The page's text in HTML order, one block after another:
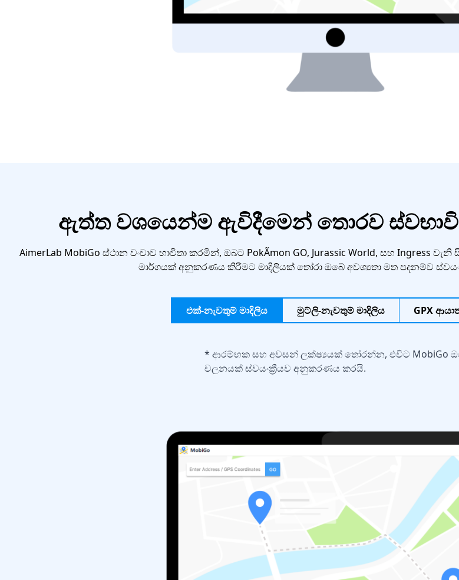
ඇත්ත වශයෙන්ම ඇවිදීමෙන් තොරව
AimerLab MobiGo ස්ථාන වංචාව භාවිතා කරමින්, ඔබට PokÃmon GO, Jurassic World, සහ Ingress
මාර්ගයක් අනුකරණය කිරීමට මාදිලියක් තෝරා ඔබේ අවශ්‍යතා මත පදනම්ව
එක්-නැවතුම් මාදිලිය මුට්ලි-නැවතුම් මාදිලිය GPX
* ආරම්භක සහ අවසන් ලක්ෂ්‍යයක් තෝරන්න, එවිට MobiGo
චලනයක් ස්වයංක්‍රීයව අනුකරණය කරයි.